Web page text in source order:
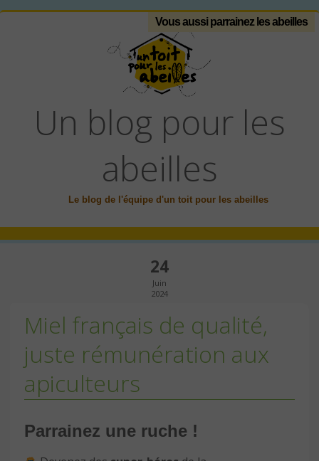
Vous aussi parrainez les abeilles
Un blog pour les
abeilles
Le blog de l'équipe d'un toit pour les abeilles
24
Juin
2024
Miel français de qualité,
juste rémunération aux
apiculteurs
Parrainez une ruche !